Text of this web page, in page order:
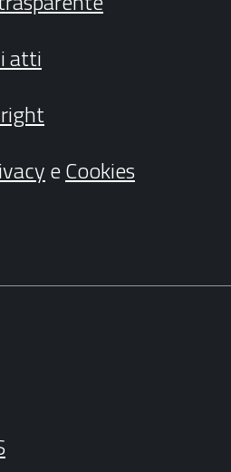
atti
eCookies